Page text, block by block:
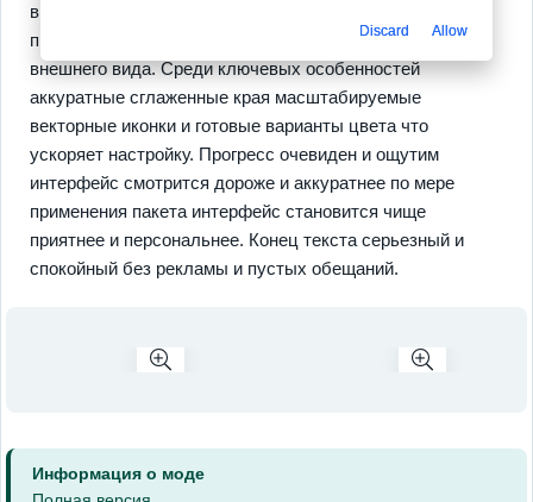
в едином стиле и поддержку большинства популярных
приложений что позволяет сохранить целостность
внешнего вида. Среди ключевых особенностей
аккуратные сглаженные края масштабируемые
векторные иконки и готовые варианты цвета что
ускоряет настройку. Прогресс очевиден и ощутим
интерфейс смотрится дороже и аккуратнее по мере
применения пакета интерфейс становится чище
приятнее и персональнее. Конец текста серьезный и
спокойный без рекламы и пустых обещаний.
Информация о моде
Discard Allow